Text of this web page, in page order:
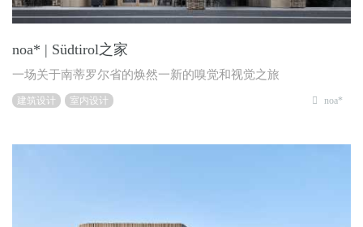
noa* | Südtirol之家
一场关于南蒂罗尔省的焕然一新的嗅觉和视觉之旅
建筑设计 室内设计 noa*